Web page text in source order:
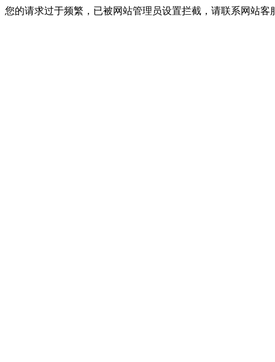
您的请求过于频繁，已被网站管理员设置拦截，请联系网站客